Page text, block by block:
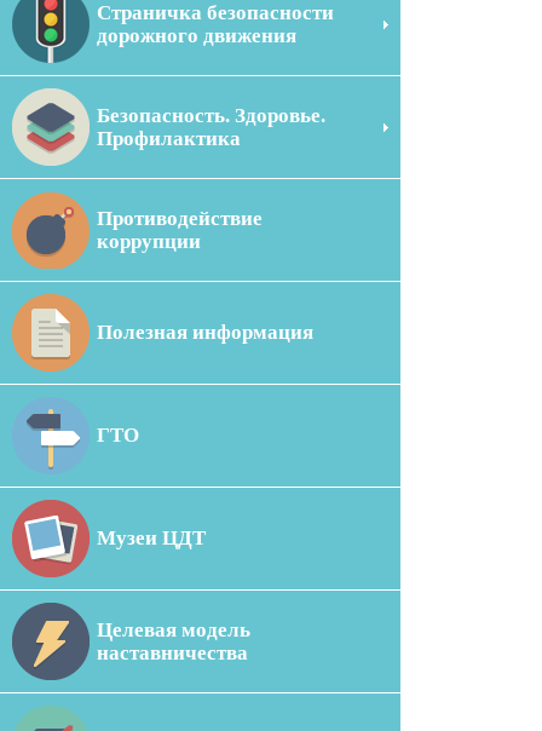
Страничка безопасности
дорожного движения
Безопасность. Здоровье.
Профилактика
Противодействие
коррупции
Полезная информация
ГТО
Музеи ЦДТ
Целевая модель
наставничества